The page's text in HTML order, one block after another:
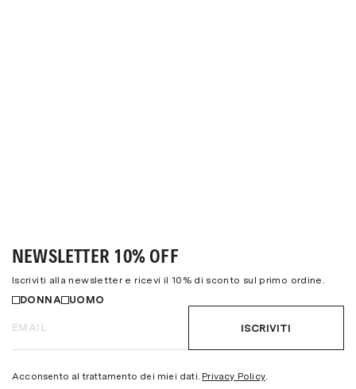
NEWSLETTER 10% OFF
Iscriviti alla newsletter e ricevi il 10% di sconto sul primo ordine.
DONNA
UOMO
ISCRIVITI
Acconsento al trattamento dei miei dati. Privacy Policy.